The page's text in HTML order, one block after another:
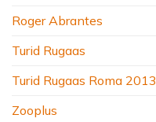
Roger Abrantes
Turid Rugaas
Turid Rugaas Roma 2013
Zooplus